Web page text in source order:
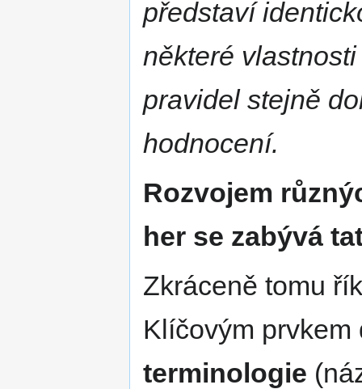
představí
některé
pravidel stejně
hodnocení.
Rozvojem
her se zabývá
Zkráceně tomu
Klíčovým
terminologie